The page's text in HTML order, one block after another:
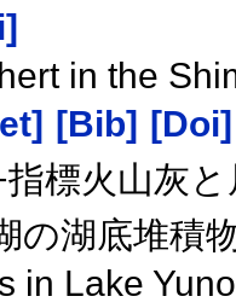
in the
[Bib] [Doi]
標火山灰
の湖底堆積
in Lake